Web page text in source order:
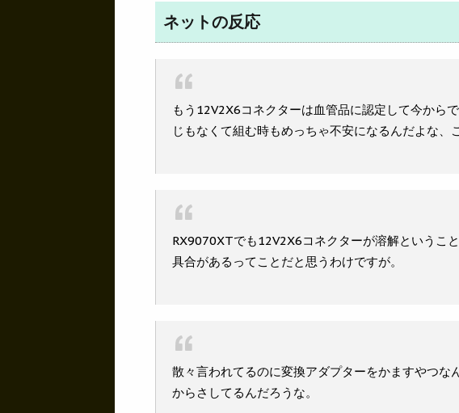
ネットの反応
もう12V2X6コネクターは血管品に認定して今から
じもなくて組む時もめっちゃ不安になるんだよな、こ
RX9070XTでも12V2X6コネクターが溶解というこ
具合があるってことだと思うわけですが。
散々言われてるのに変換アダプターをかますやつな
からさしてるんだろうな。